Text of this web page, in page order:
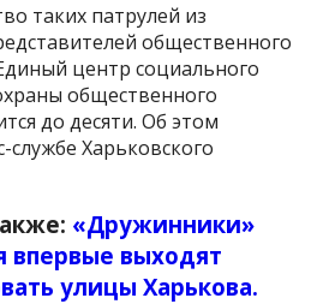
таких патрулей из
общественного
центр социального
общественного
до десяти. Об этом
Харьковского
«Дружинники»
впервые выходят
улицы Харькова.